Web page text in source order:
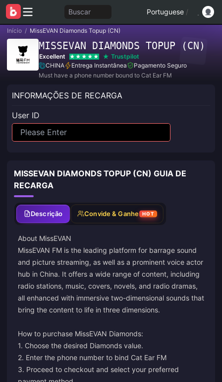
Buscar Portuguese /
Início / MissEVAN Diamonds Topup (CN)
MISSEVAN DIAMONDS TOPUP (CN)
Excellent
Trustpilot
CHINA
Entrega Instantânea
Pagamento Seguro
Must have a phone number bound to Cat Ear FM
INFORMAÇÕES DE RECARGA
User ID
MISSEVAN DIAMONDS TOPUP (CN) GUIA DE
RECARGA
Descrição Convide & Ganhe HOT
About MissEVAN
MissEVAN FM is the leading platform for barrage sound
and picture streaming, as well as a prominent voice actor
hub in China. It offers a wide range of content, including
radio stations, music, covers, novels, and radio dramas,
all enhanced with immersive two-dimensional sounds that
bring the content to life in three dimensions.
How to purchase MissEVAN Diamonds:
1. Choose the desired Diamonds value.
2. Enter the phone number to bind Cat Ear FM
3. Proceed to checkout and select your preferred